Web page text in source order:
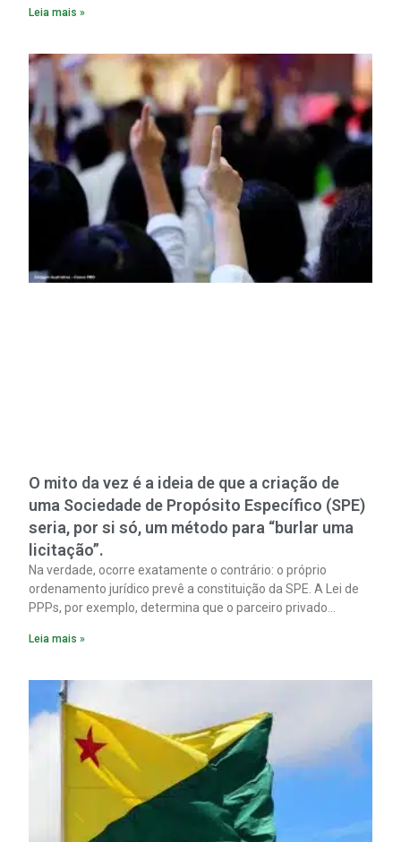
milhões.
Leia mais »
O mito da vez é a ideia de que a criação de
uma Sociedade de Propósito Específico (SPE)
seria, por si só, um método para “burlar uma
licitação”.
Na verdade, ocorre exatamente o contrário: o próprio
ordenamento jurídico prevê a constituição da SPE. A Lei de
PPPs, por exemplo, determina que o parceiro privado
empreendimento. Ou seja, a suposta “fraude à licitação” é
figura é facultativa e sujeita a uma escolha racional de
projeto a projeto.
Leia mais »